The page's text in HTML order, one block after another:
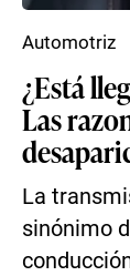
¿Está
Las
La
sinónimo
Automotriz